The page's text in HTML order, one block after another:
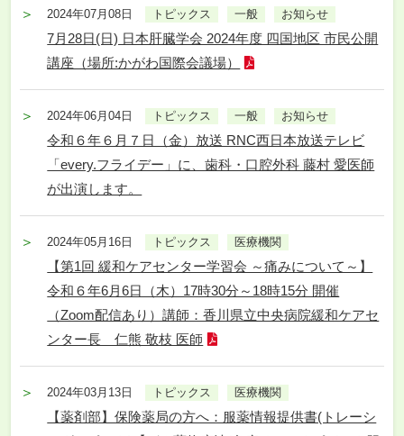
2024年07月08日 トピックス 一般 お知らせ
7月28日(日) 日本肝臓学会 2024年度 四国地区 市民公開
講座（場所:かがわ国際会議場）
2024年06月04日 トピックス 一般 お知らせ
令和６年６月７日（金）放送 RNC西日本放送テレビ
「every.フライデー」に、歯科・口腔外科 藤村 愛医師
が出演します。
2024年05月16日 トピックス 医療機関
【第1回 緩和ケアセンター学習会 ～痛みについて～】
令和６年6月6日（木）17時30分～18時15分 開催
（Zoom配信あり）講師：香川県立中央病院緩和ケアセ
ンター長 仁熊 敬枝 医師
2024年03月13日 トピックス 医療機関
【薬剤部】保険薬局の方へ：服薬情報提供書(トレーシ